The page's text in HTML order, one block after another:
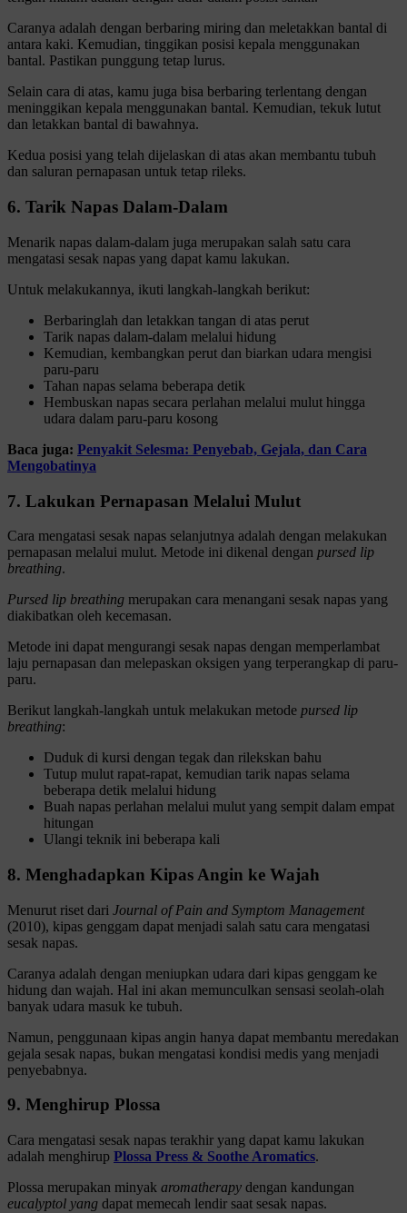
Caranya adalah dengan berbaring miring dan meletakkan bantal di
antara kaki. Kemudian, tinggikan posisi kepala menggunakan
bantal. Pastikan punggung tetap lurus.
Selain cara di atas, kamu juga bisa berbaring terlentang dengan
meninggikan kepala menggunakan bantal. Kemudian, tekuk lutut
dan letakkan bantal di bawahnya.
Kedua posisi yang telah dijelaskan di atas akan membantu tubuh
dan saluran pernapasan untuk tetap rileks.
6. Tarik Napas Dalam-Dalam
Menarik napas dalam-dalam juga merupakan salah satu cara
mengatasi sesak napas yang dapat kamu lakukan.
Untuk melakukannya, ikuti langkah-langkah berikut:
Berbaringlah dan letakkan tangan di atas perut
Tarik napas dalam-dalam melalui hidung
Kemudian, kembangkan perut dan biarkan udara mengisi
paru-paru
Tahan napas selama beberapa detik
Hembuskan napas secara perlahan melalui mulut hingga
udara dalam paru-paru kosong
Baca juga: Penyakit Selesma: Penyebab, Gejala, dan Cara
Mengobatinya
7. Lakukan Pernapasan Melalui Mulut
Cara mengatasi sesak napas selanjutnya adalah dengan melakukan
pernapasan melalui mulut. Metode ini dikenal dengan pursed lip
breathing.
Pursed lip breathing merupakan cara menangani sesak napas yang
diakibatkan oleh kecemasan.
Metode ini dapat mengurangi sesak napas dengan memperlambat
laju pernapasan dan melepaskan oksigen yang terperangkap di paru-
paru.
Berikut langkah-langkah untuk melakukan metode pursed lip
breathing:
Duduk di kursi dengan tegak dan rilekskan bahu
Tutup mulut rapat-rapat, kemudian tarik napas selama
beberapa detik melalui hidung
Buah napas perlahan melalui mulut yang sempit dalam empat
hitungan
Ulangi teknik ini beberapa kali
8. Menghadapkan Kipas Angin ke Wajah
Menurut riset dari Journal of Pain and Symptom Management
(2010), kipas genggam dapat menjadi salah satu cara mengatasi
sesak napas.
Caranya adalah dengan meniupkan udara dari kipas genggam ke
hidung dan wajah. Hal ini akan memunculkan sensasi seolah-olah
banyak udara masuk ke tubuh.
Namun, penggunaan kipas angin hanya dapat membantu meredakan
gejala sesak napas, bukan mengatasi kondisi medis yang menjadi
penyebabnya.
9. Menghirup Plossa
Cara mengatasi sesak napas terakhir yang dapat kamu lakukan
adalah menghirup Plossa Press & Soothe Aromatics.
Plossa merupakan minyak aromatherapy dengan kandungan
eucalyptol yang dapat memecah lendir saat sesak napas.